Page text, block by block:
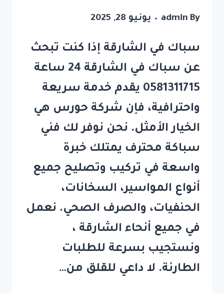
By
admin يونيو 28, 2025
سباك في الشارقة إذا كنت تبحث
عن سباك في الشارقة 24 ساعة
0581311715 يقدم خدمة سريعة
واحترافية، فإن شركة حورس هي
الخيار الأمثل. نحن نوفر لك فني
سباكة محترف يمتلك خبرة
واسعة في تركيب وتصليح جميع
أنواع المواسير، السخانات،
الحنفيات، والصرف الصحي. نعمل
في جميع أنحاء الشارقة ،
ونستجيب بسرعة للطلبات
الطارئة. لا داعي للقلق من…